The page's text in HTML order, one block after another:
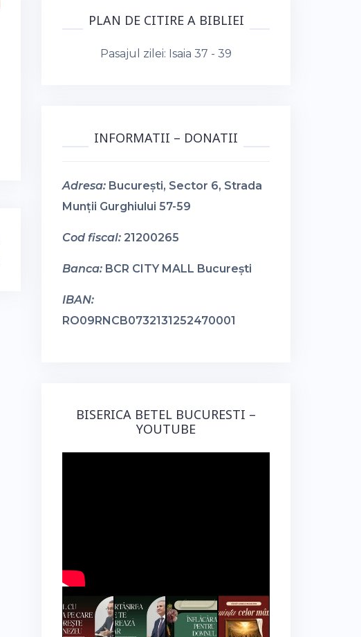
PLAN DE CITIRE A BIBLIEI
Pasajul zilei: Isaia 37 - 39
INFORMATII – DONATII
Adresa: București, Sector 6, Strada
Munții Gurghiului 57-59
Cod fiscal: 21200265
Banca: BCR CITY MALL București
IBAN:
RO09RNCB0732131252470001
BISERICA BETEL BUCURESTI –
YOUTUBE